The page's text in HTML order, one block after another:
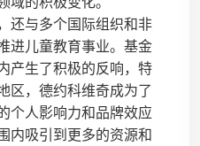
还与多个国际组织和非
进儿童教育事业。基金
产生了积极的反响，特
区，德约科维奇成为了
个人影响力和品牌效应
内吸引到更多的资源和